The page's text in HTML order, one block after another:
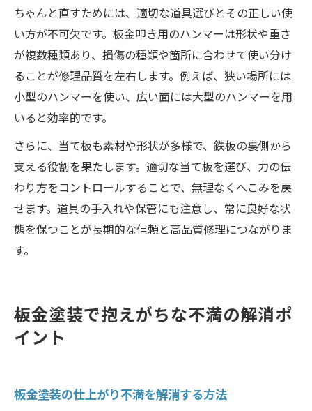
ちゃんと直すためには、適切な道具選びとその正しい使
い方が不可欠です。板金叩き用のハンマーは形状や重さ
が複数種類あり、損傷の種類や箇所に合わせて使い分け
ることが修理品質を左右します。例えば、狭い場所には
小型のハンマーを使い、広い面には大型のハンマーを用
いると効率的です。
さらに、当て板も素材や形状が多様で、鉄板の裏側から
支える役割を果たします。適切な当て板を選び、力の伝
わり方をコントロールすることで、無理なくへこみを戻
せます。道具の手入れや保管にも注意し、常に良好な状
態を保つことが長期的な信頼と高品質修理につながりま
す。
板金塗装で抱えがちな不満の解消ポ
イント
板金塗装の仕上がり不満を解消する方法